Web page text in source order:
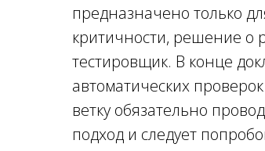
предназначено только
критичности, решение о
тестировщик. В конце
автоматических
ветку обязательно
подход и следует